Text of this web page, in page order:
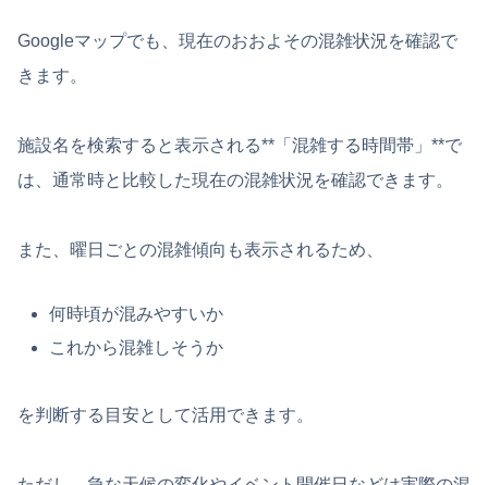
Googleマップでも、現在のおおよその混雑状況を確認で
きます。
施設名を検索すると表示される**「混雑する時間帯」**で
は、通常時と比較した現在の混雑状況を確認できます。
また、曜日ごとの混雑傾向も表示されるため、
何時頃が混みやすいか
これから混雑しそうか
を判断する目安として活用できます。